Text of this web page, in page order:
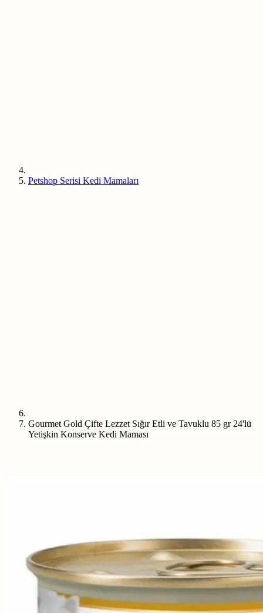
Petshop Serisi Kedi Mamaları
Gourmet Gold Çifte Lezzet Sığır Etli ve Tavuklu 85 gr 24'lü
Yetişkin Konserve Kedi Maması